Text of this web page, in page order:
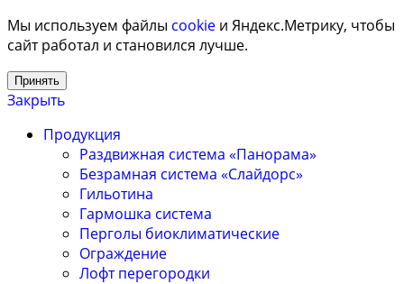
Мы используем файлы cookie и Яндекс.Метрику, чтобы
сайт работал и становился лучше.
Принять
Закрыть
Продукция
Раздвижная система «Панорама»
Безрамная система «Слайдорс»
Гильотина
Гармошка система
Перголы биоклиматические
Ограждение
Лофт перегородки